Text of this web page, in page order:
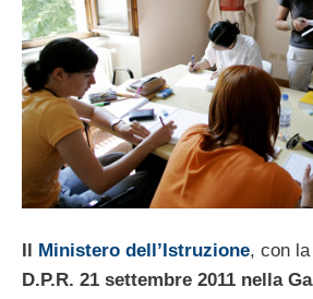
Il Ministero dell’Istruzione, con
D.P.R. 21 settembre 2011 nella